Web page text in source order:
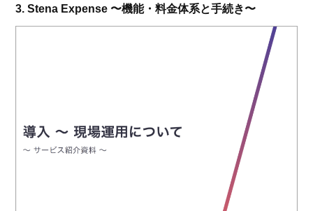
3. Stena Expense 〜機能・料金体系と手続き〜